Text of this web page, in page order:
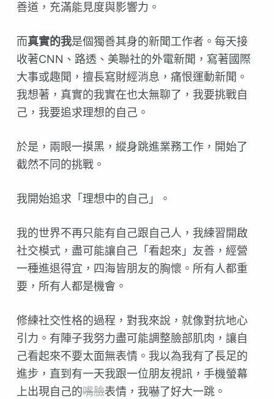
善道，充滿能見度與影響力。
而真實的我是個獨善其身的新聞工作者。每天接
收著CNN、路透、美聯社的外電新聞，寫著國際
大事或趣聞，擅長寫財經消息，痛恨運動新聞。
我想著，真實的我實在也太無聊了，我要挑戰自
己，我要追求理想的自己。
於是，兩眼一摸黑，縱身跳進業務工作，開始了
截然不同的挑戰。
我開始追求「理想中的自己」。
我的世界不再只能有自己跟自己人，我練習開啟
社交模式，盡可能讓自己「看起來」友善，經營
一種進退得宜，四海皆朋友的胸懷。所有人都重
要，所有人都是機會。
修練社交性格的過程，對我來說，就像對抗地心
引力。有陣子我努力盡可能調整臉部肌肉，讓自
己看起來不要太面無表情。我以為我有了長足的
進步，直到有一天我跟一位朋友視訊，手機螢幕
上出現自己的嘴臉表情，我嚇了好大一跳。